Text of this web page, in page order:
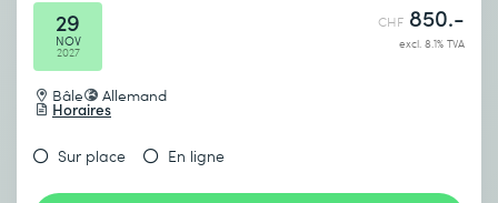
29
NOV
2027
Bâle Allemand
Horaires
CHF 850.-
excl. 8.1% TVA
Sur place En ligne